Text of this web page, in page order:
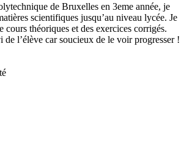
de Bruxelles en 3eme année, je
scientifiques jusqu’au niveau lycée. Je
cours théoriques et des exercices corrigés.
de l’élève car soucieux de le voir progresser !